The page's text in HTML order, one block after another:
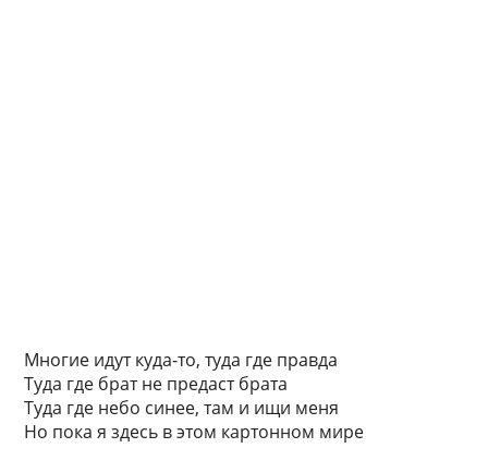
Многие идут куда-то, туда где правда
Туда где брат не предаст брата
Туда где небо синее, там и ищи меня
Но пока я здесь в этом картонном мире